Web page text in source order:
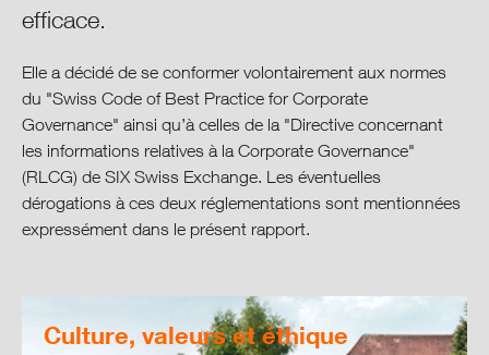
L’administration
Le Management
Instruments de contrôle internes
efficace.
Elle a décidé de se conformer volontairement aux normes
du "Swiss Code of Best Practice for Corporate
Governance" ainsi qu’à celles de la "Directive concernant
les informations relatives à la Corporate Governance"
(RLCG) de SIX Swiss Exchange. Les éventuelles
dérogations à ces deux réglementations sont mentionnées
expressément dans le présent rapport.
Culture, valeurs et éthique